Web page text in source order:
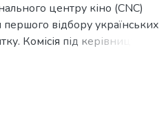
центру кіно (CNC)
відбору українських
Комісія під керівництвом
проєктів. Загальна сума